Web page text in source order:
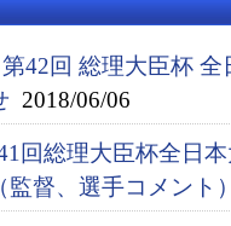
第42回 総理大臣杯
2018/06/06
回総理大臣杯全日
督、選手コメント